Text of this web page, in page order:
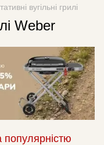
вугільні грилі
Weber
популярністю